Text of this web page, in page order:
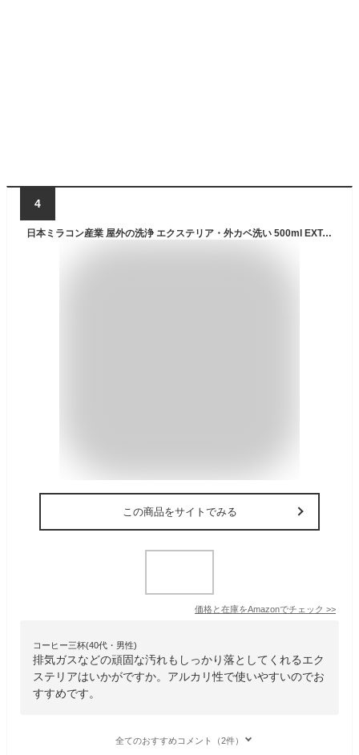
4
日本ミラコン産業 屋外の洗浄 エクステリア・外カベ洗い 500ml EXT-02
この商品をサイトでみる
価格と在庫をAmazonでチェック >>
コーヒー三杯(40代・男性)
排気ガスなどの頑固な汚れもしっかり落としてくれるエク
ステリアはいかがですか。アルカリ性で使いやすいのでお
すすめです。
全てのおすすめコメント（2件）